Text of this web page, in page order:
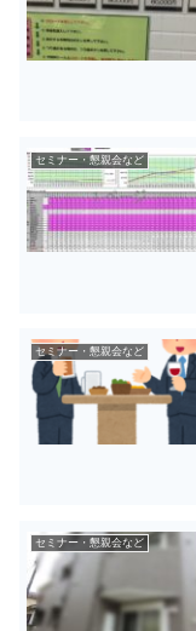
セミナー・懇親会など
セミナー・懇親会など
セミナー・懇親会など